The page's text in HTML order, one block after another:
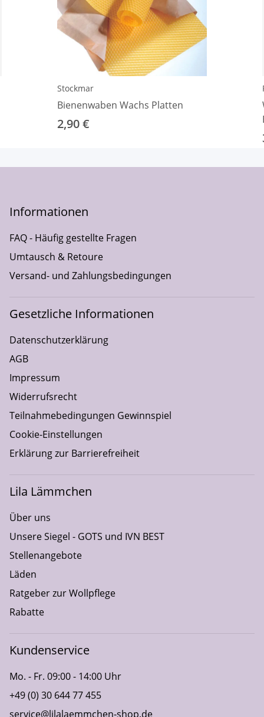
Stockmar
Bienenwaben Wachs Platten
2,90 €
Informationen
FAQ - Häufig gestellte Fragen
Umtausch & Retoure
Versand- und Zahlungsbedingungen
Gesetzliche Informationen
Datenschutzerklärung
AGB
Impressum
Widerrufsrecht
Teilnahmebedingungen Gewinnspiel
Cookie-Einstellungen
Erklärung zur Barrierefreiheit
Lila Lämmchen
Über uns
Unsere Siegel - GOTS und IVN BEST
Stellenangebote
Läden
Ratgeber zur Wollpflege
Rabatte
Kundenservice
Mo. - Fr. 09:00 - 14:00 Uhr
+49 (0) 30 644 77 455
service@lilalaemmchen-shop.de